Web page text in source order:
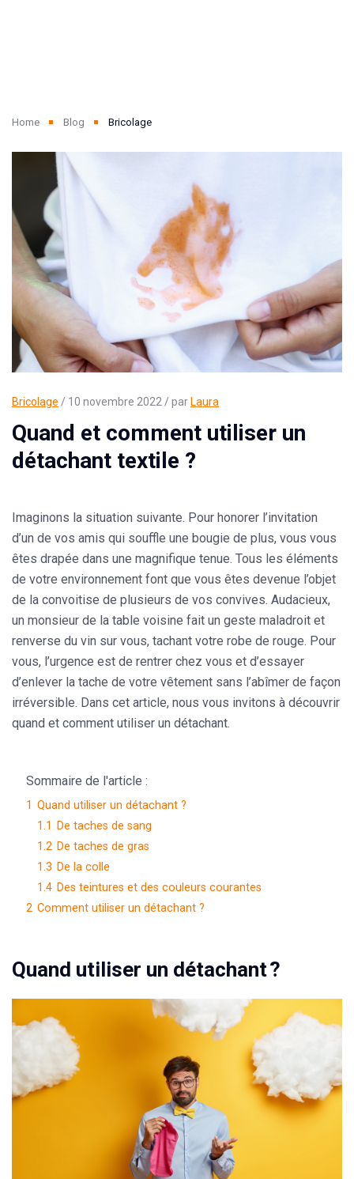
Home Blog Bricolage
Bricolage / 10 novembre 2022 / par Laura
Quand et comment utiliser un
détachant textile ?
Imaginons la situation suivante. Pour honorer l’invitation
d’un de vos amis qui souffle une bougie de plus, vous vous
êtes drapée dans une magnifique tenue. Tous les éléments
de votre environnement font que vous êtes devenue l’objet
de la convoitise de plusieurs de vos convives. Audacieux,
un monsieur de la table voisine fait un geste maladroit et
renverse du vin sur vous, tachant votre robe de rouge. Pour
vous, l’urgence est de rentrer chez vous et d’essayer
d’enlever la tache de votre vêtement sans l’abîmer de façon
irréversible. Dans cet article, nous vous invitons à découvrir
quand et comment utiliser un détachant.
Sommaire de l'article :
1 Quand utiliser un détachant ?
1.1
De taches de sang
1.2 De taches de gras
1.3 De la colle
1.4 Des teintures et des couleurs courantes
2 Comment utiliser un détachant ?
Quand utiliser un détachant ?